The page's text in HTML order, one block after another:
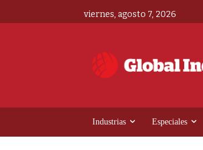
viernes, agosto 7, 2026
Industrias Especiales